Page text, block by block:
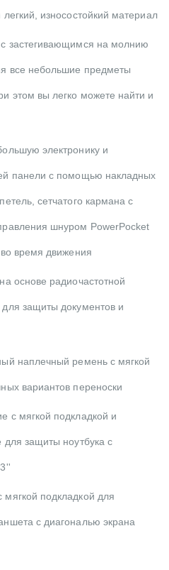
износостойкий материал
застегивающимся на молнию
все небольшие предметы
этом вы легко можете найти и
электронику и
панели с помощью накладных
сетчатого кармана с
шнуром PowerPocket
во время движения
основе радиочастотной
защиты документов и
наплечный ремень с мягкой
вариантов переноски
с мягкой подкладкой и
для защиты ноутбука с
подкладкой для
с диагональю экрана